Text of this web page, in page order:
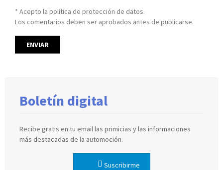
* Acepto la política de protección de datos.
Los comentarios deben ser aprobados antes de publicarse.
Boletín digital
Recibe gratis en tu email las primicias y las informaciones
más destacadas de la automoción.
Suscribirme